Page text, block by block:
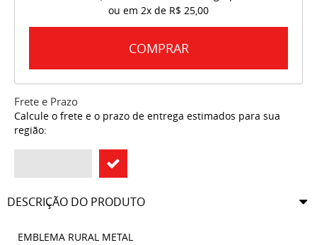
ou em 2x de R$ 25,00
COMPRAR
Frete e Prazo
Calcule o frete e o prazo de entrega estimados para sua
região:
DESCRIÇÃO DO PRODUTO
EMBLEMA RURAL METAL